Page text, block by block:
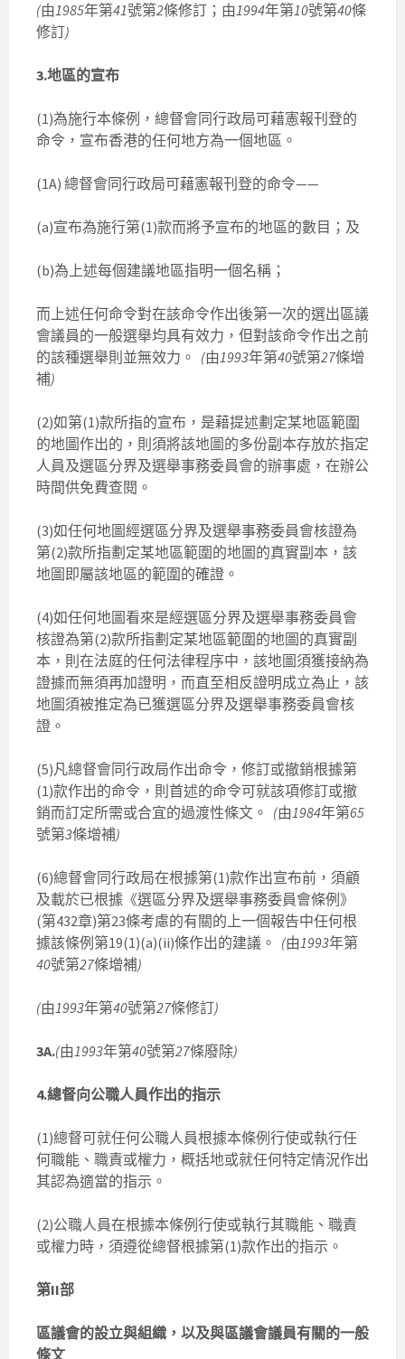
(由1985年第41號第2條修訂；由1994年第10號第40條
修訂)
3.地區的宣布
(1)為施行本條例，總督會同行政局可藉憲報刊登的
命令，宣布香港的任何地方為一個地區。
(1A) 總督會同行政局可藉憲報刊登的命令——
(a)宣布為施行第(1)款而將予宣布的地區的數目；及
(b)為上述每個建議地區指明一個名稱；
而上述任何命令對在該命令作出後第一次的選出區議
會議員的一般選舉均具有效力，但對該命令作出之前
的該種選舉則並無效力。 (由1993年第40號第27條增
補)
(2)如第(1)款所指的宣布，是藉提述劃定某地區範圍
的地圖作出的，則須將該地圖的多份副本存放於指定
人員及選區分界及選舉事務委員會的辦事處，在辦公
時間供免費查閱。
(3)如任何地圖經選區分界及選舉事務委員會核證為
第(2)款所指劃定某地區範圍的地圖的真實副本，該
地圖即屬該地區的範圍的確證。
(4)如任何地圖看來是經選區分界及選舉事務委員會
核證為第(2)款所指劃定某地區範圍的地圖的真實副
本，則在法庭的任何法律程序中，該地圖須獲接納為
證據而無須再加證明，而直至相反證明成立為止，該
地圖須被推定為已獲選區分界及選舉事務委員會核
證。
(5)凡總督會同行政局作出命令，修訂或撤銷根據第
(1)款作出的命令，則首述的命令可就該項修訂或撤
銷而訂定所需或合宜的過渡性條文。 (由1984年第65
號第3條增補)
(6)總督會同行政局在根據第(1)款作出宣布前，須顧
及載於已根據《選區分界及選舉事務委員會條例》
(第432章)第23條考慮的有關的上一個報告中任何根
據該條例第19(1)(a)(ii)條作出的建議。 (由1993年第
40號第27條增補)
(由1993年第40號第27條修訂)
3A.(由1993年第40號第27條廢除)
4.總督向公職人員作出的指示
(1)總督可就任何公職人員根據本條例行使或執行任
何職能、職責或權力，概括地或就任何特定情況作出
其認為適當的指示。
(2)公職人員在根據本條例行使或執行其職能、職責
或權力時，須遵從總督根據第(1)款作出的指示。
第II部
區議會的設立與組織，以及與區議會議員有關的一般
條文